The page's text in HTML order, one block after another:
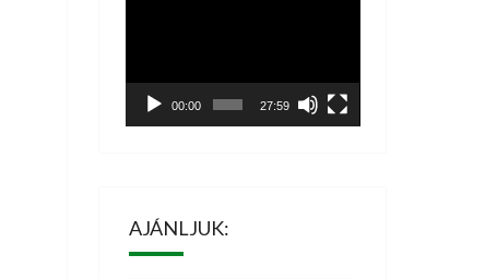
00:00 27:59
AJÁNLJUK: